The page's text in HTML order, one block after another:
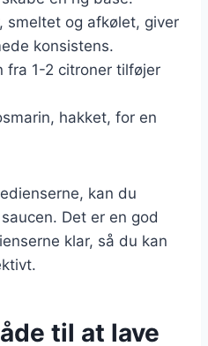
smeltet og afkølet, giver
konsistens.
fra 1-2 citroner tilføjer
hakket, for en
kan du
Det er en god
klar, så du kan
til at lave